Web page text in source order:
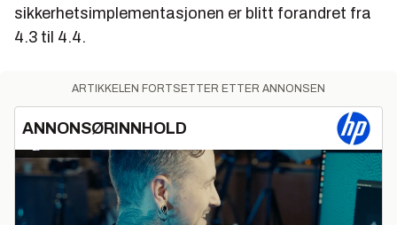
sikkerhetsimplementasjonen er blitt forandret fra
4.3 til 4.4.
ARTIKKELEN FORTSETTER ETTER ANNONSEN
ANNONSØRINNHOLD